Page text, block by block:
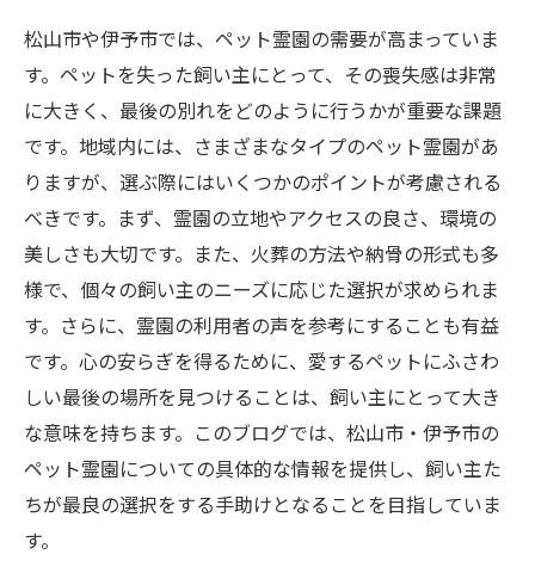
松山市や伊予市では、ペット霊園の需要が高まっていま
す。ペットを失った飼い主にとって、その喪失感は非常
に大きく、最後の別れをどのように行うかが重要な課題
です。地域内には、さまざまなタイプのペット霊園があ
りますが、選ぶ際にはいくつかのポイントが考慮される
べきです。まず、霊園の立地やアクセスの良さ、環境の
美しさも大切です。また、火葬の方法や納骨の形式も多
様で、個々の飼い主のニーズに応じた選択が求められま
す。さらに、霊園の利用者の声を参考にすることも有益
です。心の安らぎを得るために、愛するペットにふさわ
しい最後の場所を見つけることは、飼い主にとって大き
な意味を持ちます。このブログでは、松山市・伊予市の
ペット霊園についての具体的な情報を提供し、飼い主た
ちが最良の選択をする手助けとなることを目指していま
す。